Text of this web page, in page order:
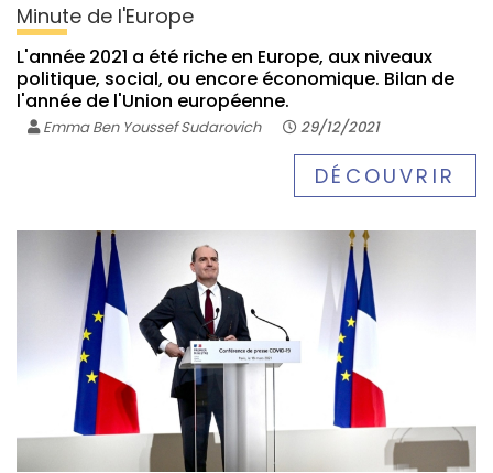
Minute de l'Europe
L'année 2021 a été riche en Europe, aux niveaux
politique, social, ou encore économique. Bilan de
l'année de l'Union européenne.
Emma Ben Youssef Sudarovich 29/12/2021
DÉCOUVRIR